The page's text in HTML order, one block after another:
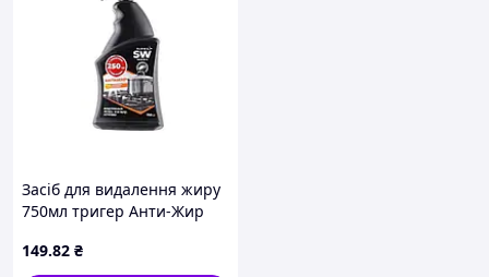
Засіб для видалення жиру
750мл тригер Анти-Жир
149.82 ₴